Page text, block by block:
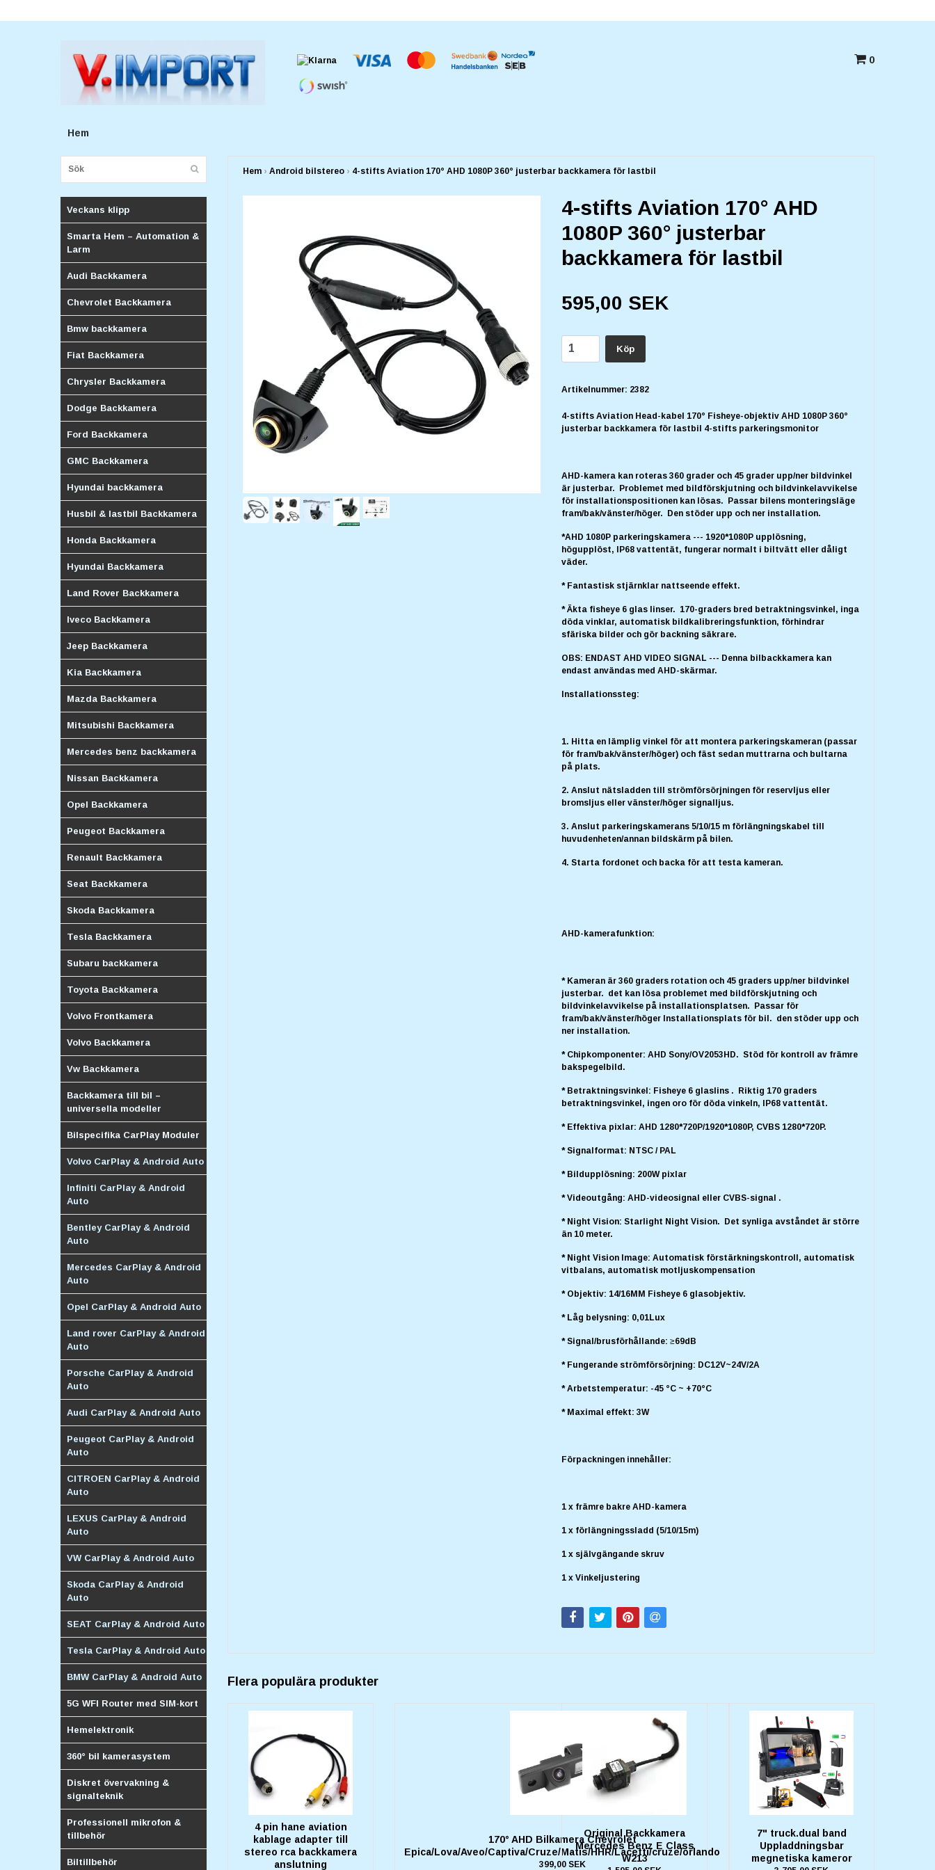
0
Hem
Veckans klipp
Smarta Hem – Automation &
Larm
Audi Backkamera
Chevrolet Backkamera
Bmw backkamera
Fiat Backkamera
Chrysler Backkamera
Dodge Backkamera
Ford Backkamera
GMC Backkamera
Hyundai backkamera
Husbil & lastbil Backkamera
Honda Backkamera
Hyundai Backkamera
Land Rover Backkamera
Iveco Backkamera
Jeep Backkamera
Kia Backkamera
Mazda Backkamera
Mitsubishi Backkamera
Mercedes benz backkamera
Nissan Backkamera
Opel Backkamera
Peugeot Backkamera
Renault Backkamera
Seat Backkamera
Skoda Backkamera
Tesla Backkamera
Subaru backkamera
Toyota Backkamera
Volvo Frontkamera
Volvo Backkamera
Vw Backkamera
Backkamera till bil –
universella modeller
Bilspecifika CarPlay Moduler
Volvo CarPlay & Android Auto
Infiniti CarPlay & Android
Auto
Bentley CarPlay & Android
Auto
Mercedes CarPlay & Android
Auto
Opel CarPlay & Android Auto
Land rover CarPlay & Android
Auto
Porsche CarPlay & Android
Auto
Audi CarPlay & Android Auto
Peugeot CarPlay & Android
Auto
CITROEN CarPlay & Android
Auto
LEXUS CarPlay & Android
Auto
VW CarPlay & Android Auto
Skoda CarPlay & Android
Auto
SEAT CarPlay & Android Auto
Tesla CarPlay & Android Auto
BMW CarPlay & Android Auto
5G WFI Router med SIM-kort
Hemelektronik
360° bil kamerasystem
Diskret övervakning &
signalteknik
Professionell mikrofon &
tillbehör
Biltillbehör
Hem › Android bilstereo › 4-stifts Aviation 170° AHD 1080P 360° justerbar backkamera för lastbil
4-stifts Aviation 170° AHD
1080P 360° justerbar
backkamera för lastbil
595,00 SEK
Köp
Artikelnummer: 2382
4-stifts Aviation Head-kabel 170° Fisheye-objektiv AHD 1080P 360°
justerbar backkamera för lastbil 4-stifts parkeringsmonitor
AHD-kamera kan roteras 360 grader och 45 grader upp/ner bildvinkel
är justerbar. Problemet med bildförskjutning och bildvinkelavvikelse
för installationspositionen kan lösas. Passar bilens monteringsläge
fram/bak/vänster/höger. Den stöder upp och ner installation.
*AHD 1080P parkeringskamera --- 1920*1080P upplösning,
högupplöst, IP68 vattentät, fungerar normalt i biltvätt eller dåligt
väder.
* Fantastisk stjärnklar nattseende effekt.
* Äkta fisheye 6 glas linser. 170-graders bred betraktningsvinkel, inga
döda vinklar, automatisk bildkalibreringsfunktion, förhindrar
sfäriska bilder och gör backning säkrare.
OBS: ENDAST AHD VIDEO SIGNAL --- Denna bilbackkamera kan
endast användas med AHD-skärmar.
Installationssteg:
1. Hitta en lämplig vinkel för att montera parkeringskameran (passar
för fram/bak/vänster/höger) och fäst sedan muttrarna och bultarna
på plats.
2. Anslut nätsladden till strömförsörjningen för reservljus eller
bromsljus eller vänster/höger signalljus.
3. Anslut parkeringskamerans 5/10/15 m förlängningskabel till
huvudenheten/annan bildskärm på bilen.
4. Starta fordonet och backa för att testa kameran.
AHD-kamerafunktion:
* Kameran är 360 graders rotation och 45 graders upp/ner bildvinkel
justerbar. det kan lösa problemet med bildförskjutning och
bildvinkelavvikelse på installationsplatsen. Passar för
fram/bak/vänster/höger Installationsplats för bil. den stöder upp och
ner installation.
* Chipkomponenter: AHD Sony/OV2053HD. Stöd för kontroll av främre
bakspegelbild.
* Betraktningsvinkel: Fisheye 6 glaslins . Riktig 170 graders
betraktningsvinkel, ingen oro för döda vinkeln, IP68 vattentät.
* Effektiva pixlar: AHD 1280*720P/1920*1080P, CVBS 1280*720P.
* Signalformat: NTSC / PAL
* Bildupplösning: 200W pixlar
* Videoutgång: AHD-videosignal eller CVBS-signal .
* Night Vision: Starlight Night Vision. Det synliga avståndet är större
än 10 meter.
* Night Vision Image: Automatisk förstärkningskontroll, automatisk
vitbalans, automatisk motljuskompensation
* Objektiv: 14/16MM Fisheye 6 glasobjektiv.
* Låg belysning: 0,01Lux
* Signal/brusförhållande: ≥69dB
* Fungerande strömförsörjning: DC12V~24V/2A
* Arbetstemperatur: -45 °C ~ +70°C
* Maximal effekt: 3W
Förpackningen innehåller:
1 x främre bakre AHD-kamera
1 x förlängningssladd (5/10/15m)
1 x självgängande skruv
1 x Vinkeljustering
Flera populära produkter
4 pin hane aviation
kablage adapter till
stereo rca backkamera
anslutning
170° AHD Bilkamera Chevrolet
Epica/Lova/Aveo/Captiva/Cruze/Matis/HHR/Lacetti/cruze/orlando
399,00 SEK
Original Backkamera
Mercedes Benz E Class
W213
7" truck.dual band
Uppladdningsbar
megnetiska kameror